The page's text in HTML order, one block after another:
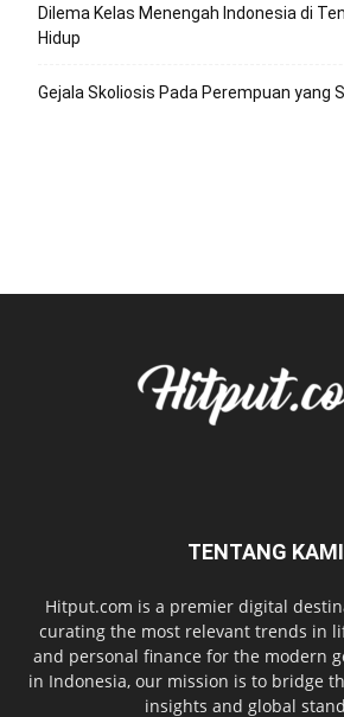
Dilema Kelas Menengah Indonesia di
Hidup
Gejala Skoliosis Pada Perempuan yang
TENTANG KAMI
Hitput.com is a premier digital
curating the most relevant trends in
and personal finance for the modern
in Indonesia, our mission is to bridge
insights and global